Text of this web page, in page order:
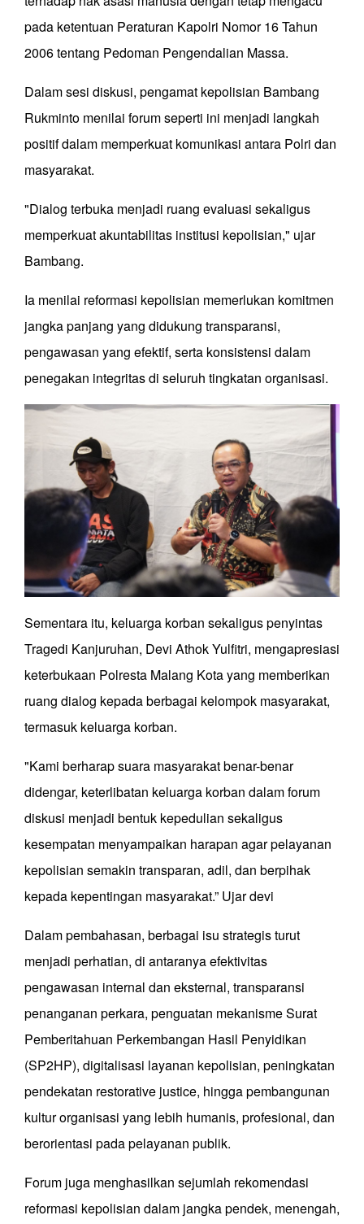
pada ketentuan Peraturan Kapolri Nomor 16 Tahun
2006 tentang Pedoman Pengendalian Massa.
Dalam sesi diskusi, pengamat kepolisian Bambang
Rukminto menilai forum seperti ini menjadi langkah
positif dalam memperkuat komunikasi antara Polri dan
masyarakat.
"Dialog terbuka menjadi ruang evaluasi sekaligus
memperkuat akuntabilitas institusi kepolisian," ujar
Bambang.
Ia menilai reformasi kepolisian memerlukan komitmen
jangka panjang yang didukung transparansi,
pengawasan yang efektif, serta konsistensi dalam
penegakan integritas di seluruh tingkatan organisasi.
Sementara itu, keluarga korban sekaligus penyintas
Tragedi Kanjuruhan, Devi Athok Yulfitri, mengapresiasi
keterbukaan Polresta Malang Kota yang memberikan
ruang dialog kepada berbagai kelompok masyarakat,
termasuk keluarga korban.
"Kami berharap suara masyarakat benar-benar
didengar, keterlibatan keluarga korban dalam forum
diskusi menjadi bentuk kepedulian sekaligus
kesempatan menyampaikan harapan agar pelayanan
kepolisian semakin transparan, adil, dan berpihak
kepada kepentingan masyarakat.” Ujar devi
Dalam pembahasan, berbagai isu strategis turut
menjadi perhatian, di antaranya efektivitas
pengawasan internal dan eksternal, transparansi
penanganan perkara, penguatan mekanisme Surat
Pemberitahuan Perkembangan Hasil Penyidikan
(SP2HP), digitalisasi layanan kepolisian, peningkatan
pendekatan restorative justice, hingga pembangunan
kultur organisasi yang lebih humanis, profesional, dan
berorientasi pada pelayanan publik.
Forum juga menghasilkan sejumlah rekomendasi
reformasi kepolisian dalam jangka pendek, menengah,